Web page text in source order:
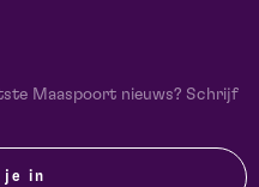
Maaspoort nieuws? Schrijf
in